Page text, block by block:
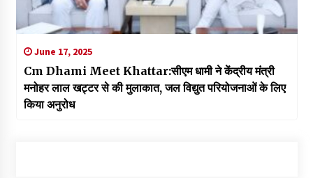
June 17, 2025
Cm Dhami Meet Khattar:सीएम धामी ने केंद्रीय मंत्री
मनोहर लाल खट्टर से की मुलाकात, जल विद्युत परियोजनाओं के लिए
किया अनुरोध